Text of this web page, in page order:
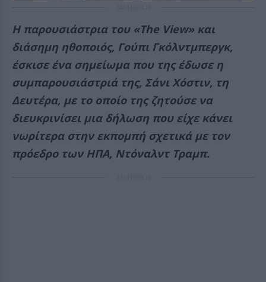
Η παρουσιάστρια του «The View» και
διάσημη ηθοποιός, Γούπι Γκόλντμπεργκ,
έσκισε ένα σημείωμα που της έδωσε η
συμπαρουσιάστριά της, Σάνι Χόστιν, τη
Δευτέρα, με το οποίο της ζητούσε να
διευκρινίσει μια δήλωση που είχε κάνει
νωρίτερα στην εκπομπή σχετικά με τον
πρόεδρο των ΗΠΑ, Ντόναλντ Τραμπ.